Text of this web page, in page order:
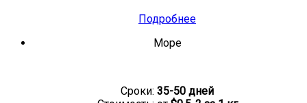
Подробнее
Море
Сроки: 35-50 дней